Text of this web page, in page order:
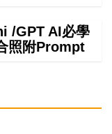
/GPT AI必學
照附Prompt